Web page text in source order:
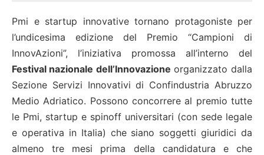
Pmi e startup innovative tornano protagoniste per
l’undicesima edizione del Premio “Campioni di
InnovAzioni”, l’iniziativa promossa all’interno del
Festival nazionale dell’Innovazione organizzato dalla
Sezione Servizi Innovativi di Confindustria Abruzzo
Medio Adriatico. Possono concorrere al premio tutte
le Pmi, startup e spinoff universitari (con sede legale
e operativa in Italia) che siano soggetti giuridici da
almeno tre mesi prima della candidatura e che